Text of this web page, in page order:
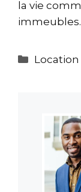
la vie
immeubles.
Location